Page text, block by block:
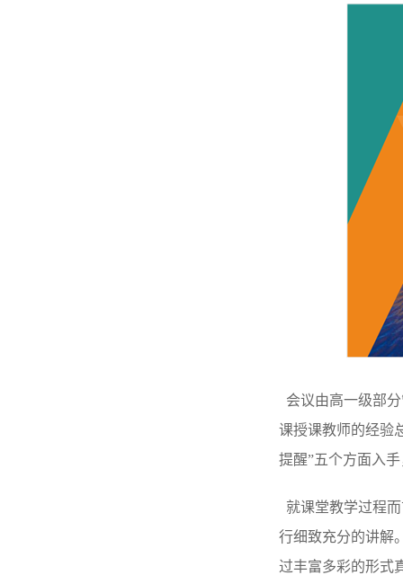
会议由高一级部
课授课教师的经验
提醒”五个方面入
就课堂教学过程
行细致充分的讲解
过丰富多彩的形式